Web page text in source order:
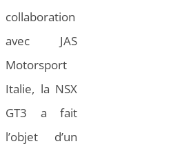
collaboration
avec JAS
Motorsport
Italie, la NSX
GT3 a fait
l’objet d’un